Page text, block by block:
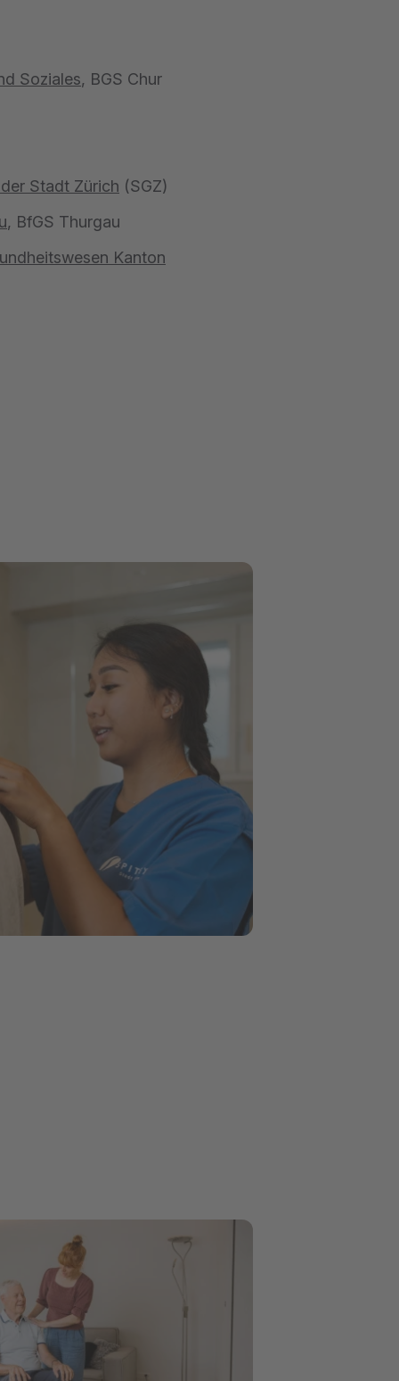
Soziales, BGS Chur
Stadt Zürich (SGZ)
, BfGS Thurgau
Kanton